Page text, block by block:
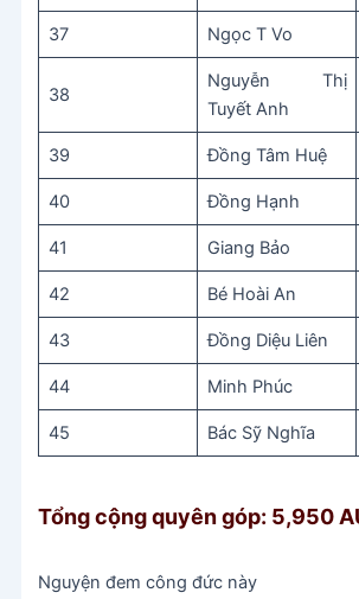
37 Ngọc T Vo
38
Nguyễn Thị
Tuyết Anh
39 Đồng Tâm Huệ
40 Đồng Hạnh
41 Giang Bảo
42 Bé Hoài An
43 Đồng Diệu Liên
44 Minh Phúc
45 Bác Sỹ Nghĩa
Tổng cộng quyên góp: 5,950
Nguyện đem công đức này